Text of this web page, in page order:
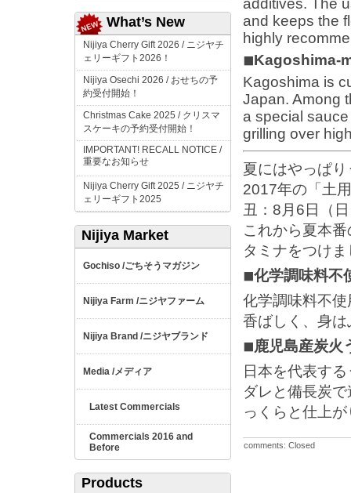
What’s New
Nijiya Cherry Gift 2026 / ニジヤチ
ェリーギフト 2026！
Nijiya Osechi 2026 / おせちの予
約受付開始！
Christmas Cake 2025 / クリスマ
スケーキの予約受付開始！
IMPORTANT! RECALL NOTICE /
重要なお知らせ
Nijiya Cherry Gift 2025 / ニジヤチ
ェリーギフト 2025
Nijiya Market
Gochiso /ごちそうマガジン
Nijiya Farm /ニジヤファーム
Nijiya Brand /ニジヤブランド
Media / メディア
Latest Commercials
Commercials 2016 and
Before
Products
additives. The
and keeps the
highly
◾︎Kagoshima-
Kagoshima is
Japan. Among
a special
grilling over
夏にはやっぱ
2017年の「土
丑： 8 月 6 日（
これから夏本
タミナをつけ
◾︎化学調味料不
化学調味料不
香ばしく、身
◾︎鹿児島産炭火
日本を代表す
ダレと備長炭
っくらと仕上
comments: Closed